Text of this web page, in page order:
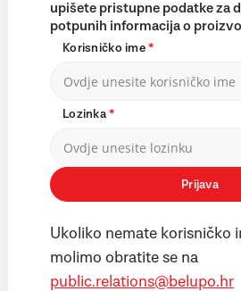
upišete pristupne podatke za
potpunih informacija o
Korisničko ime*
Lozinka*
Prijava
Ukoliko nemate korisničko
molimo obratite se na
public.relations@belupo.hr